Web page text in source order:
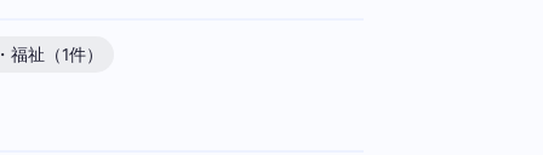
福祉（1件）